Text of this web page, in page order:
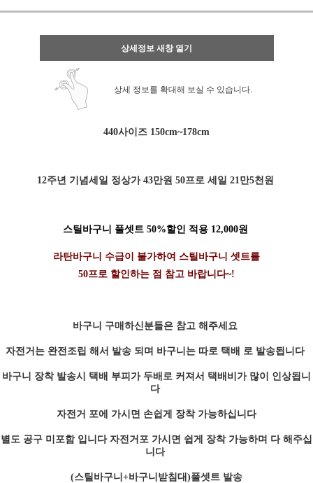
상세정보 새창 열기
상세 정보를 확대해 보실 수 있습니다.
440사이즈 150cm~178cm
12주년 기념세일 정상가 43만원 50프로 세일 21만5천원
스틸바구니 풀셋트 50%할인 적용 12,000원
라탄바구니 수급이 불가하여 스틸바구니 셋트를
50프로 할인하는 점 참고 바랍니다~!
바구니 구매하신분들은 참고 해주세요
자전거는 완전조립 해서 발송 되며 바구니는 따로 택배 로 발송됩니다
바구니 장착 발송시 택배 부피가 두배로 커져서 택배비가 많이 인상됩니
다
자전거 포에 가시면 손쉽게 장착 가능하십니다
별도 공구 미포함 입니다 자전거포 가시면 쉽게 장착 가능하며 다 해주십
니다
(스틸바구니+바구니받침대)풀셋트 발송